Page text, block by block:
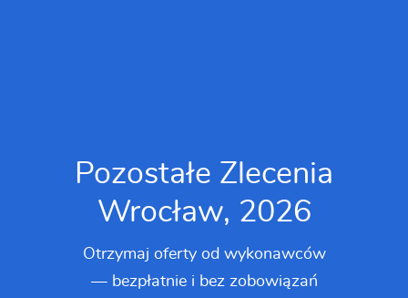
Pozostałe Zlecenia
Wrocław, 2026
Otrzymaj oferty od wykonawców
— bezpłatnie i bez zobowiązań